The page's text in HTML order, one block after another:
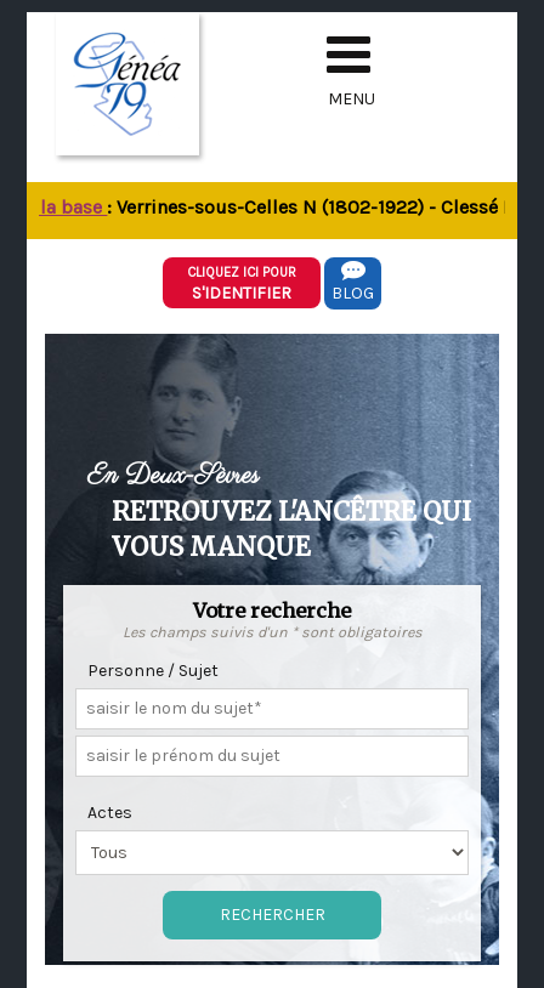
MENU
la base: Verrines-sous-Celles N (1802-1922) - Clessé M
CLIQUEZ ICI POUR
S'IDENTIFIER BLOG
En Deux-Sèvres
RETROUVEZ L'ANCÊTRE QUI
VOUS MANQUE
Votre recherche
Les champs suivis d'un * sont obligatoires
Personne / Sujet
Actes